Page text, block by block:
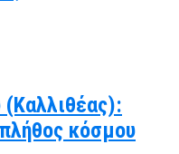
κόσμου